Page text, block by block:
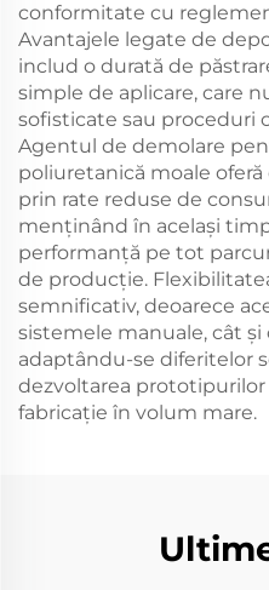
conformitate cu
Avantajele legate de
includ o durată de
simple de aplicare, care
sofisticate sau proceduri
Agentul de demolare
poliuretanică moale
prin rate reduse de
menținând în același
performanță pe tot
de producție.
semnificativ, deoarece
sistemele manuale, cât
adaptându-se diferitelor
dezvoltarea
fabricație în volum mare.